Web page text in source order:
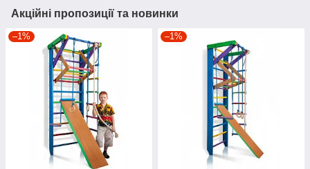
Акційні пропозиції та новинки
–1% –1%